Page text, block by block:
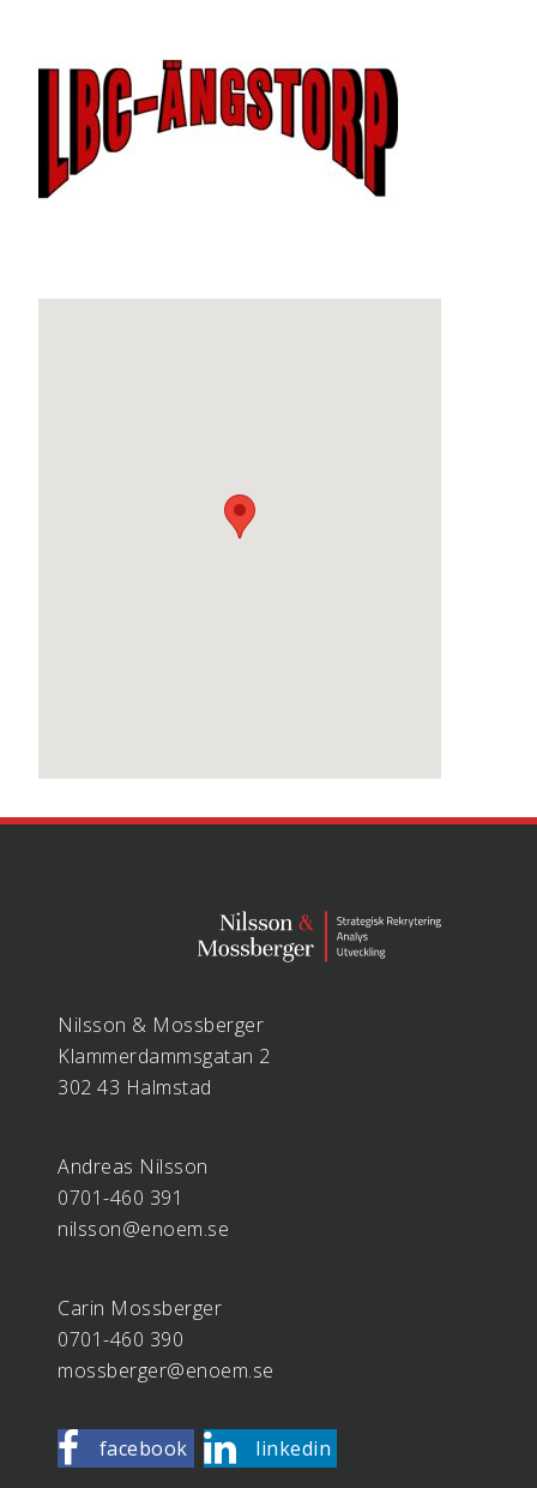
Nilsson & Mossberger
Klammerdammsgatan 2
302 43 Halmstad
Andreas Nilsson
0701-460 391
nilsson@enoem.se
Carin Mossberger
0701-460 390
mossberger@enoem.se
facebook linkedin